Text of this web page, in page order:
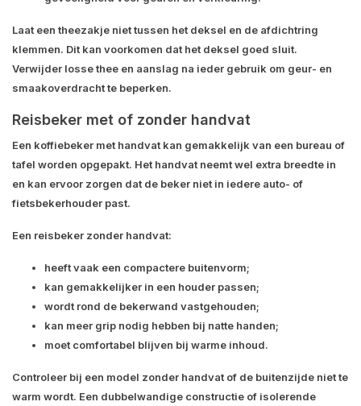
Laat een theezakje niet tussen het deksel en de afdichtring
klemmen. Dit kan voorkomen dat het deksel goed sluit.
Verwijder losse thee en aanslag na ieder gebruik om geur- en
smaakoverdracht te beperken.
Reisbeker met of zonder handvat
Een koffiebeker met handvat kan gemakkelijk van een bureau of
tafel worden opgepakt. Het handvat neemt wel extra breedte in
en kan ervoor zorgen dat de beker niet in iedere auto- of
fietsbekerhouder past.
Een reisbeker zonder handvat:
heeft vaak een compactere buitenvorm;
kan gemakkelijker in een houder passen;
wordt rond de bekerwand vastgehouden;
kan meer grip nodig hebben bij natte handen;
moet comfortabel blijven bij warme inhoud.
Controleer bij een model zonder handvat of de buitenzijde niet te
warm wordt. Een dubbelwandige constructie of isolerende